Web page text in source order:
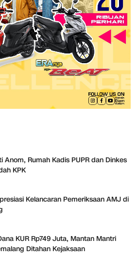
Anom, Rumah Kadis PUPR dan Dinkes
KPK
Kelancaran Pemeriksaan AMJ di
KUR Rp749 Juta, Mantan Mantri
Ditahan Kejaksaan